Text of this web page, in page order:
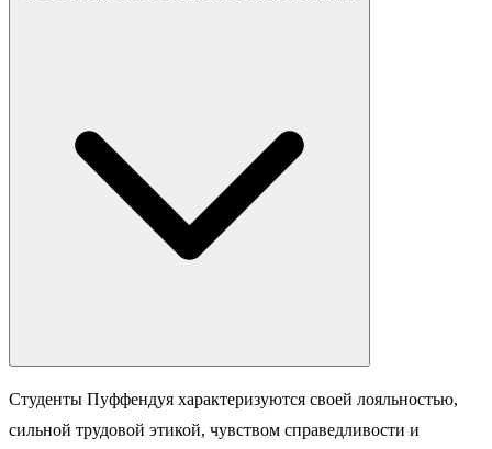
Студенты Пуффендуя характеризуются своей лояльностью,
сильной трудовой этикой, чувством справедливости и